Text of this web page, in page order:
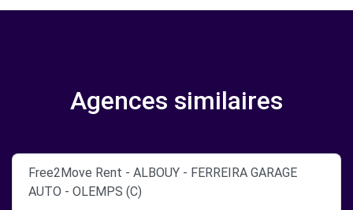
Agences similaires
Free2Move Rent - ALBOUY - FERREIRA GARAGE
AUTO - OLEMPS (C)